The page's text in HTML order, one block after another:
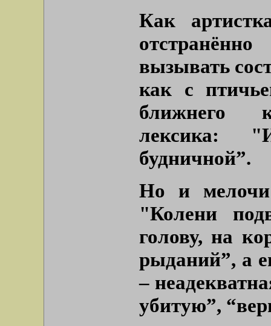
Как
вызывать
как с
ближнего
лексика:
будничной”.
Но и
"Колени
голову, на
рыданий”, а
–
убитую”,